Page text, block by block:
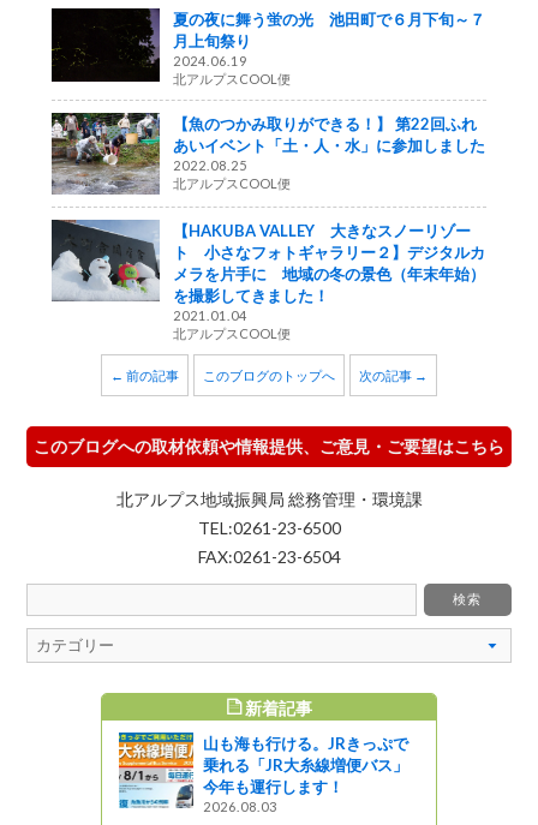
夏の夜に舞う蛍の光 池田町で６月下旬～７
月上旬祭り
2024.06.19
北アルプスCOOL便
【魚のつかみ取りができる！】 第22回ふれ
あいイベント「土・人・水」に参加しました
2022.08.25
北アルプスCOOL便
【HAKUBA VALLEY 大きなスノーリゾー
ト 小さなフォトギャラリー２】デジタルカ
メラを片手に 地域の冬の景色（年末年始）
を撮影してきました！
2021.01.04
北アルプスCOOL便
← 前の記事 このブログのトップへ 次の記事 →
このブログへの取材依頼や情報提供、ご意見・ご要望はこちら
北アルプス地域振興局 総務管理・環境課
TEL:0261-23-6500
FAX:0261-23-6504
新着記事
山も海も行ける。JRきっぷで
乗れる「JR大糸線増便バス」
今年も運行します！
2026.08.03